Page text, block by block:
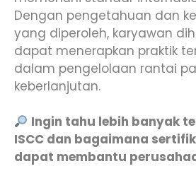
Dengan pengetahuan dan
yang diperoleh, karyawan
dapat menerapkan praktik
dalam pengelolaan rantai
keberlanjutan.
Ingin tahu lebih banyak
ISCC dan bagaimana
dapat membantu